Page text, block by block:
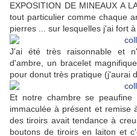
EXPOSITION DE MINEAUX A
tout particulier comme chaque
pierres ... sur lesquelles j'ai fort
J'ai été très raisonnable et
d'ambre, un bracelet
pour donut très pratique (j'aurai
Et notre chambre se
immaculée à présent et remise
des tiroirs avait tendance à
boutons de tiroirs en laiton et